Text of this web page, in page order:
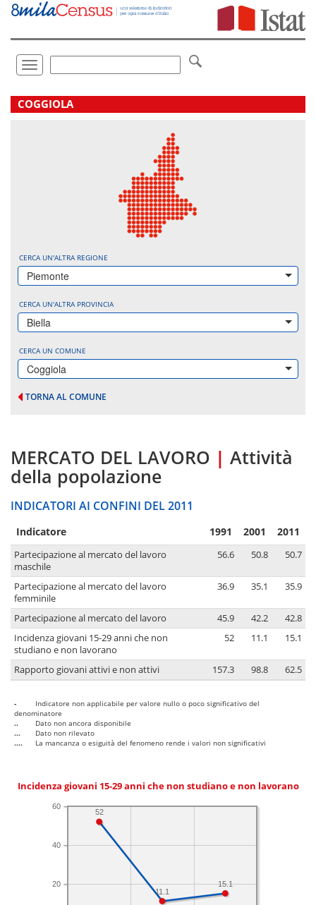
Vai
direttamente
Toggle
navigation
.
COGGIOLA
CERCA UN'ALTRA REGIONE
Piemonte
CERCA UN'ALTRA PROVINCIA
Biella
CERCA UN COMUNE
Coggiola
TORNA AL COMUNE
MERCATO DEL LAVORO | Attività
della popolazione
INDICATORI AI CONFINI DEL 2011
Indicatore 1991 2001 2011
Partecipazione al mercato del lavoro
maschile
56.6 50.8 50.7
Partecipazione al mercato del lavoro
femminile
36.9 35.1 35.9
Partecipazione al mercato del lavoro 45.9 42.2
42.8
Incidenza giovani 15-29 anni che non
studiano e non lavorano
52 11.1 15.1
Rapporto giovani attivi e non attivi 157.3 98.8 62.5
-
Indicatore non applicabile per valore nullo o poco significativo del
denominatore
..
Dato non ancora disponibile
...
Dato non rilevato
....
La mancanza o esiguità del fenomeno rende i valori non significativi
Incidenza giovani 15-29 anni che non studiano e non lavorano
20
40
60
15.1
11.1
52